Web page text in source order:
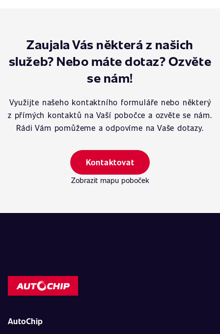
Zaujala Vás některá z našich
služeb? Nebo máte dotaz? Ozvěte
se nám!
Využijte našeho kontaktního formuláře nebo některý
z přímých kontaktů na Vaší pobočce a ozvěte se nám.
Rádi Vám pomůžeme a odpovíme na Vaše dotazy.
Kontaktovat
Zobrazit mapu poboček
AutoChip